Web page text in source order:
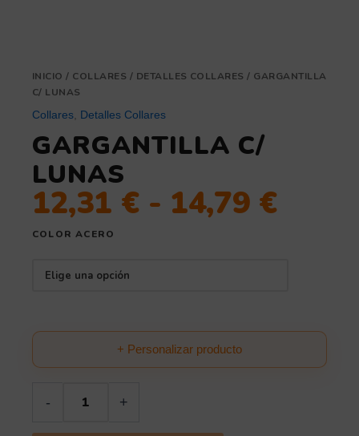
INICIO / COLLARES / DETALLES COLLARES / GARGANTILLA
C/ LUNAS
Collares, Detalles Collares
GARGANTILLA C/
LUNAS
12,31 € - 14,79 €
COLOR ACERO
+ Personalizar producto
- +